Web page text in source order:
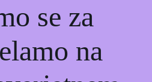
se za
na